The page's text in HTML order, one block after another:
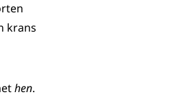
krans
hen.